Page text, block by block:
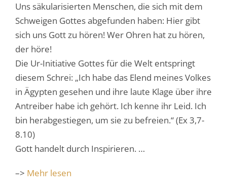
Uns säkularisierten Menschen, die sich mit dem
Schweigen Gottes abgefunden haben: Hier gibt
sich uns Gott zu hören! Wer Ohren hat zu hören,
der höre!
Die Ur-Initiative Gottes für die Welt entspringt
diesem Schrei: „Ich habe das Elend meines Volkes
in Ägypten gesehen und ihre laute Klage über ihre
Antreiber habe ich gehört. Ich kenne ihr Leid. Ich
bin herabgestiegen, um sie zu befreien.“ (Ex 3,7-
8.10)
Gott handelt durch Inspirieren. …
–> Mehr lesen